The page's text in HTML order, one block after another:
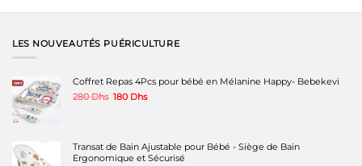
a
être
du
produit
a
être
du
LES NOUVEAUTÉS PUÉRICULTURE
Coffret Repas 4Pcs pour bébé en Mélanine Happy- Bebekevi
280Dhs Le
280 Dhs.
180 DhsLe
180 Dhs.
Transat de Bain Ajustable pour Bébé - Siège de Bain
Ergonomique et Sécurisé